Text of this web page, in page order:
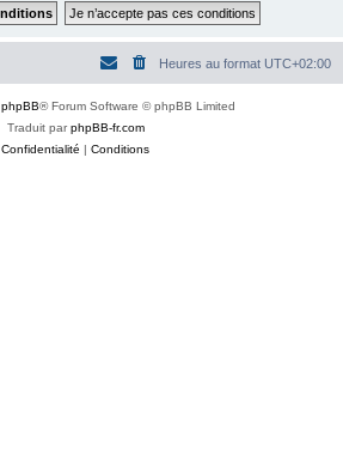
Heures au format UTC+02:00
phpBB® Forum Software © phpBB Limited
Traduit parphpBB-fr.com
Confidentialité | Conditions